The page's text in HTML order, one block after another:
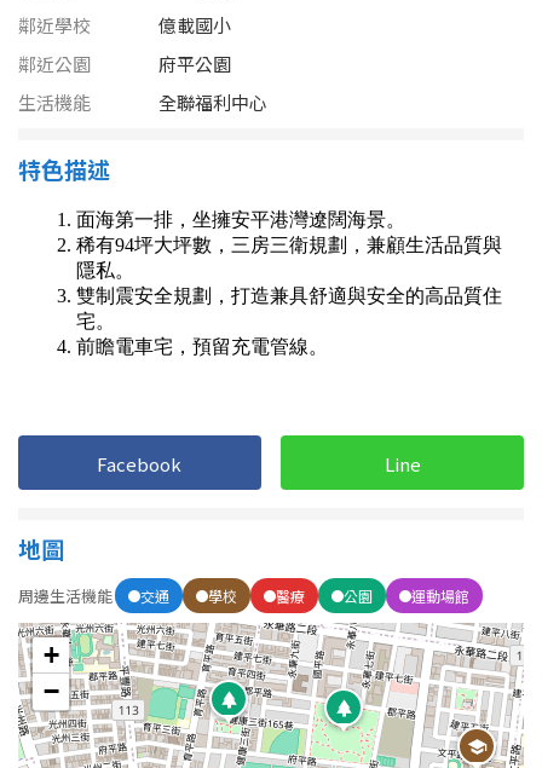
澎湖縣
屏東縣
金門連江
~
樓層
不拘
1樓 2樓
3樓 4樓
5~10樓
不拘
1房
2房 3房
4房 5房以上
鄰近學校
億載國小
鄰近公園
府平公園
生活機能
全聯福利中心
特色描述
Facebook Line
地圖
周邊生活機能 交通 學校 醫療 公園 運動場館
+
−